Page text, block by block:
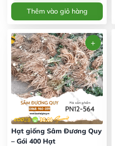
Thêm vào giỏ hàng
Hạt giống Sâm Đương Quy
– Gói 400 Hạt